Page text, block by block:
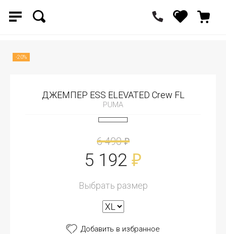
-20%
ДЖЕМПЕР ESS ELEVATED Crew FL
PUMA
6 490 ₽
5 192 ₽
Выбрать размер
Добавить в избранное